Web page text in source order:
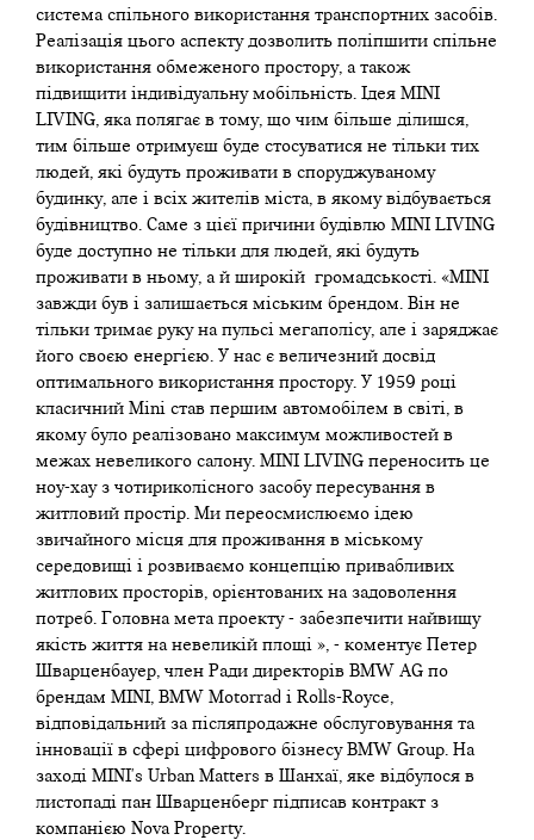
система спільного використання транспортних засобів.
Реалізація цього аспекту дозволить поліпшити спільне
використання обмеженого простору, а також
підвищити індивідуальну мобільність. Ідея MINI
LIVING, яка полягає в тому, що чим більше ділишся,
тим більше отримуєш буде стосуватися не тільки тих
людей, які будуть проживати в споруджуваному
будинку, але і всіх жителів міста, в якому відбувається
будівництво. Саме з цієї причини будівлю MINI LIVING
буде доступно не тільки для людей, які будуть
проживати в ньому, а й широкій громадськості. «MINI
завжди був і залишається міським брендом. Він не
тільки тримає руку на пульсі мегаполісу, але і заряджає
його своєю енергією. У нас є величезний досвід
оптимального використання простору. У 1959 році
класичний Mini став першим автомобілем в світі, в
якому було реалізовано максимум можливостей в
межах невеликого салону. MINI LIVING переносить це
ноу-хау з чотириколісного засобу пересування в
житловий простір. Ми переосмислюємо ідею
звичайного місця для проживання в міському
середовищі і розвиваємо концепцію привабливих
житлових просторів, орієнтованих на задоволення
потреб. Головна мета проекту - забезпечити найвищу
якість життя на невеликій площі », - коментує Петер
Шварценбауер, член Ради директорів BMW AG по
брендам MINI, BMW Motorrad і Rolls-Royce,
відповідальний за післяпродажне обслуговування та
інновації в сфері цифрового бізнесу BMW Group. На
заході MINI's Urban Matters в Шанхаї, яке відбулося в
листопаді пан Шварценберг підписав контракт з
компанією Nova Property.